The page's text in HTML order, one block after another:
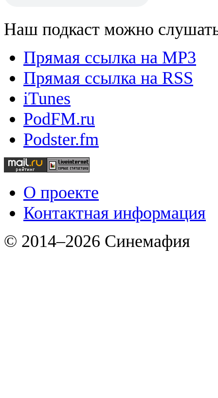
Наш подкаст можно
Прямая ссылка на MP3
Прямая ссылка на RSS
iTunes
PodFM.ru
Podster.fm
О проекте
Контактная информация
© 2014–2026 Синемафия